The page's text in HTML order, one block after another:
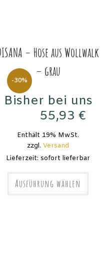
-30%
– Hose aus Wollwalk
– grau
Bisher bei uns
55,93 €
Enthält 19% MwSt.
zzgl. Versand
Lieferzeit: sofort lieferbar
Ausführung wählen